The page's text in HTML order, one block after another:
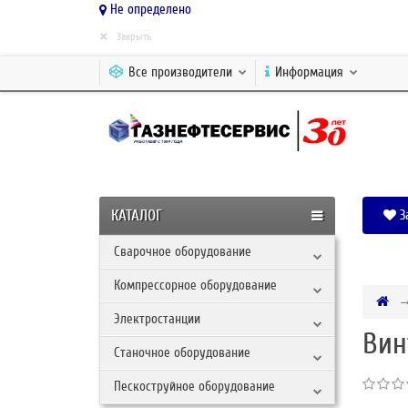
Не определено
× Закрыть
Все производители Информация
КАТАЛОГ
Сварочное оборудование
Компрессорное оборудование
Электростанции
Станочное оборудование
Пескоструйное оборудование